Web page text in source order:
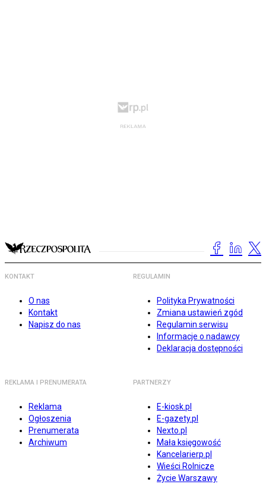
KONTAKT
O nas
Kontakt
Napisz do nas
REGULAMIN
Polityka Prywatności
Zmiana ustawień zgód
Regulamin serwisu
Informacje o nadawcy
Deklaracja dostępności
REKLAMA I PRENUMERATA
Reklama
Ogłoszenia
Prenumerata
Archiwum
PARTNERZY
E-kiosk.pl
E-gazety.pl
Nexto.pl
Mała księgowość
Kancelarierp.pl
Wieści Rolnicze
Życie Warszawy